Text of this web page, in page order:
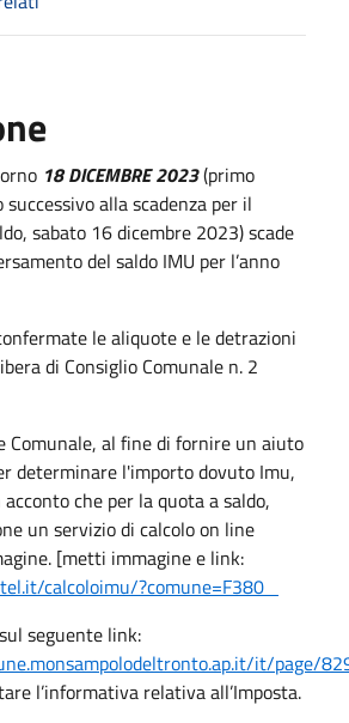
18 DICEMBRE 2023(primo
alla scadenza per il
sabato 16 dicembre 2023) scade
del saldo IMU per l’anno
le aliquote e le detrazioni
di Consiglio Comunale n. 2
Comunale, al fine di fornire un aiuto
determinare l'importo dovuto Imu,
che per la quota a saldo,
un servizio di calcolo on line
[metti immagine e link:
calcoloimu/?comune=F380
seguente link:
it/page/
l’informativa relativa all’Imposta.